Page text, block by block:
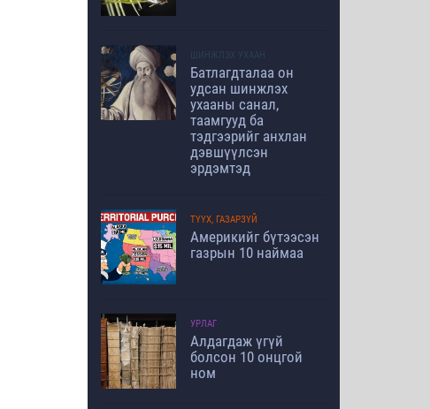
ШИНЖЛЭХ УХААН
Батлагдталаа он
удсан шинжлэх
ухааны санал,
таамгууд ба
тэдгээрийг анхлан
дэвшүүлсэн
эрдэмтэд
ТҮҮХ, ГАЗАРЗҮЙ
Америкийг бүтээсэн
газрын 10 наймаа
УРЛАГ
Алдагдаж үгүй
болсон 10 онцгой
ном